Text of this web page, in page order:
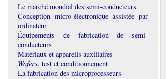
Le marché mondial des semi-conducteurs
Conception micro-électronique assistée par
ordinateur
Équipements de fabrication de semi-
conducteurs
Matériaux et appareils auxiliaires
Wafers, test et conditionnement
La fabrication des microprocesseurs